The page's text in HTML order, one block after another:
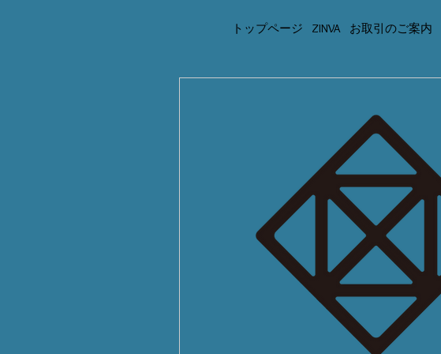
トップページ ZINVA お取引のご案内